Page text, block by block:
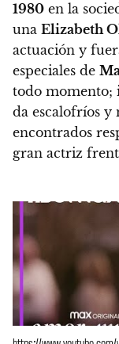
1980 en la
una Elizabeth
actuación y
especiales de
todo momento;
da escalofríos y
encontrados
gran actriz